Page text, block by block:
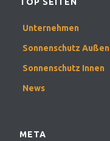
Unternehmen
Sonnenschutz Außen
Sonnenschutz Innen
News
META